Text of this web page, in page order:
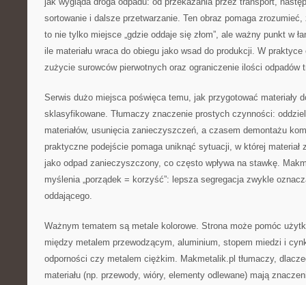
sortowanie i dalsze przetwarzanie. Ten obraz pomaga
to nie tylko miejsce „gdzie oddaje się złom”, ale ważny punkt w
ile materiału wraca do obiegu jako wsad do produkcji. W
zużycie surowców pierwotnych oraz ograniczenie ilości odpadów
Serwis dużo miejsca poświęca temu, jak przygotować materiały
sklasyfikowane. Tłumaczy znaczenie prostych czynności:
materiałów, usunięcia zanieczyszczeń, a czasem demontażu
praktyczne podejście pomaga uniknąć sytuacji, w której materiał
jako odpad zanieczyszczony, co często wpływa na stawkę.
myślenia „porządek = korzyść”: lepsza segregacja zwykle
oddającego.
Ważnym tematem są metale kolorowe. Strona może pomóc
między metalem przewodzącym, aluminium, stopem miedzi i
odporności czy metalem ciężkim. Makmetalik.pl tłumaczy,
materiału (np. przewody, wióry, elementy odlewane) mają